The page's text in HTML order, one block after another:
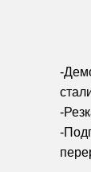
-
-
-